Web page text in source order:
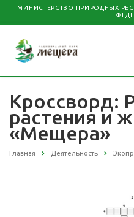
МИНИСТЕРСТВО ПРИРОДНЫХ
Кроссворд:
растения и
«Мещера»
Главная Деятельность